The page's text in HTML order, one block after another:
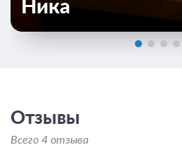
Ника
Отзывы
Всего 4 отзыва